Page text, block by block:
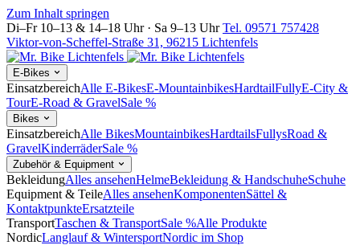
Zum Inhalt springen
Di–Fr 10–13 & 14–18 Uhr · Sa 9–13 Uhr Tel. 09571 757428
Viktor-von-Scheffel-Straße 31, 96215 Lichtenfels
E-Bikes
EinsatzbereichAlle E-BikesE-MountainbikesHardtailFullyE-City &
TourE-Road & GravelSale %
Bikes
EinsatzbereichAlle BikesMountainbikesHardtailsFullysRoad &
GravelKinderräderSale %
Zubehör & Equipment
BekleidungAlles ansehenHelmeBekleidung & HandschuheSchuhe
Equipment & TeileAlles ansehenKomponentenSättel &
KontaktpunkteErsatzteile
TransportTaschen & TransportSale %Alle Produkte
NordicLanglauf & WintersportNordic im Shop